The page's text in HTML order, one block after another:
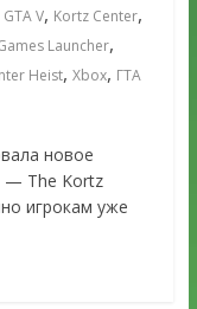
GTA V, Kortz Center,
Launcher,
Heist, Xbox, ГТА
новое
— The Kortz
игрокам уже